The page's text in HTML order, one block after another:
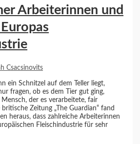
Arbeiterinnen und
Csacsinovits
ein Schnitzel auf dem Teller liegt,
fragen, ob es dem Tier gut ging,
der es verarbeitete, fair
Zeitung „The Guardian“ fand
heraus, dass zahlreiche Arbeiterinnen
Fleischindustrie für sehr